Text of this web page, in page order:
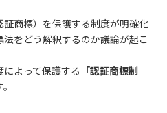
商標）を保護する制度が明確化
をどう解釈するのか議論が起こ
よって保護する
「認証商標制